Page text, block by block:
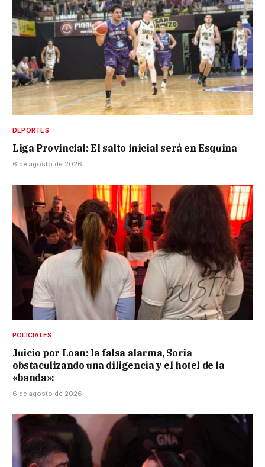
DEPORTES
Liga Provincial: El salto inicial será en Esquina
6 de agosto de 2026
POLICIALES
Juicio por Loan: la falsa alarma, Soria
obstaculizando una diligencia y el hotel de la
«banda»:
6 de agosto de 2026